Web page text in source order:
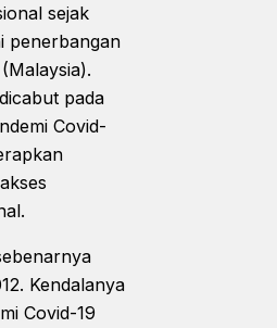
sejak
penerbangan
pada
Covid-
Kendalanya
Covid-19